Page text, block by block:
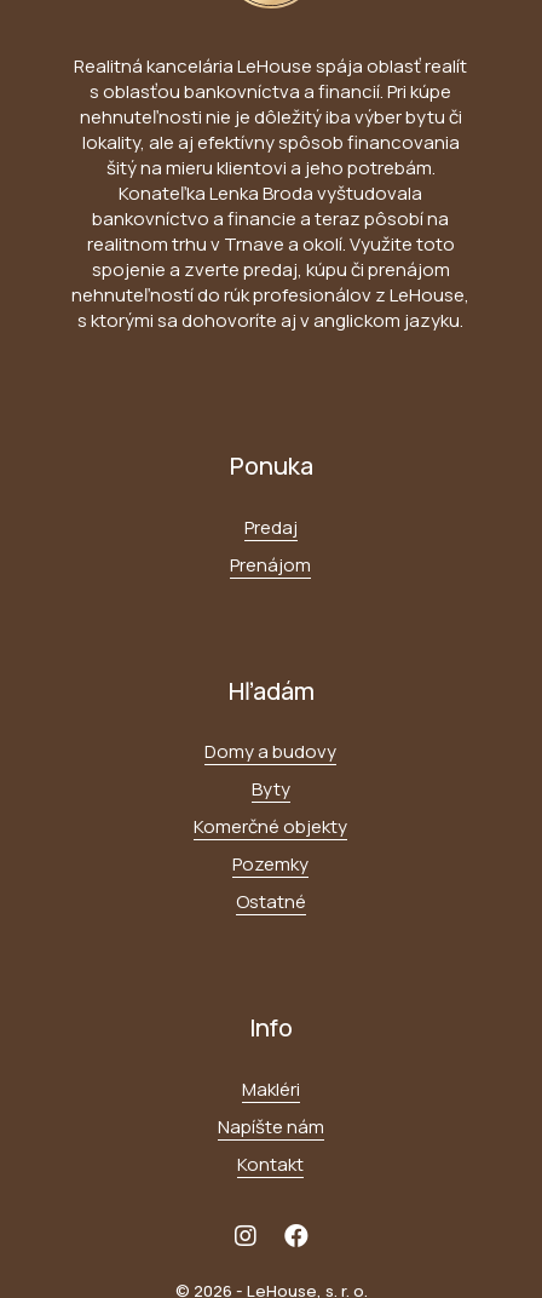
Realitná kancelária LeHouse spája oblasť realít
s oblasťou bankovníctva a financií. Pri kúpe
nehnuteľnosti nie je dôležitý iba výber bytu či
lokality, ale aj efektívny spôsob financovania
šitý na mieru klientovi a jeho potrebám.
Konateľka Lenka Broda vyštudovala
bankovníctvo a financie a teraz pôsobí na
realitnom trhu v Trnave a okolí. Využite toto
spojenie a zverte predaj, kúpu či prenájom
nehnuteľností do rúk profesionálov z LeHouse,
s ktorými sa dohovoríte aj v anglickom jazyku.
Ponuka
Predaj
Prenájom
Hľadám
Domy a budovy
Byty
Komerčné objekty
Pozemky
Ostatné
Info
Makléri
Napíšte nám
Kontakt
© 2026 - LeHouse, s. r. o.